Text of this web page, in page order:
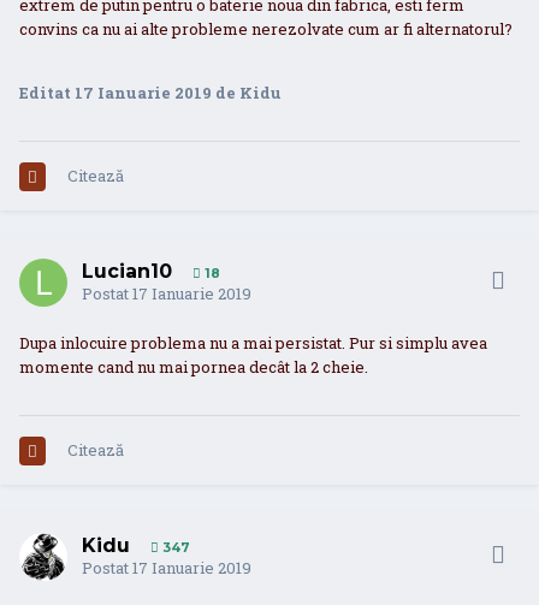
extrem de putin pentru o baterie noua din fabrica, esti ferm
convins ca nu ai alte probleme nerezolvate cum ar fi alternatorul?
Editat 17 Ianuarie 2019 de Kidu
Citează
Lucian10 18
Postat17 Ianuarie 2019
Dupa inlocuire problema nu a mai persistat. Pur si simplu avea
momente cand nu mai pornea decât la 2 cheie.
Citează
Kidu 347
Postat17 Ianuarie 2019